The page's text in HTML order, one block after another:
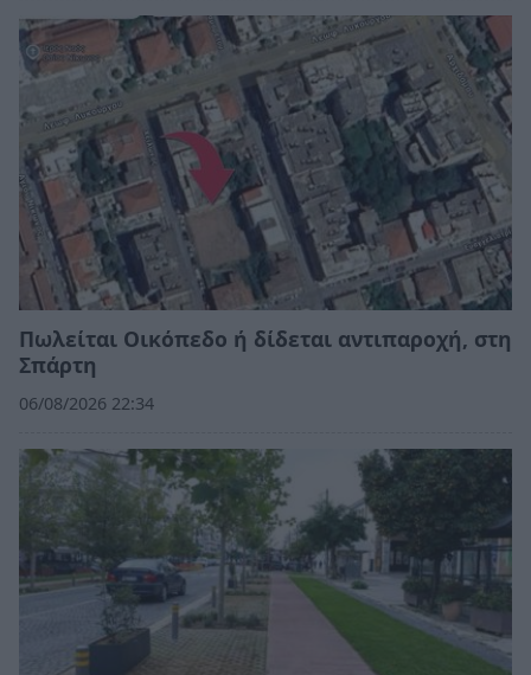
Πωλείται Οικόπεδο ή δίδεται αντιπαροχή, στη
Σπάρτη
06/08/2026 22:34